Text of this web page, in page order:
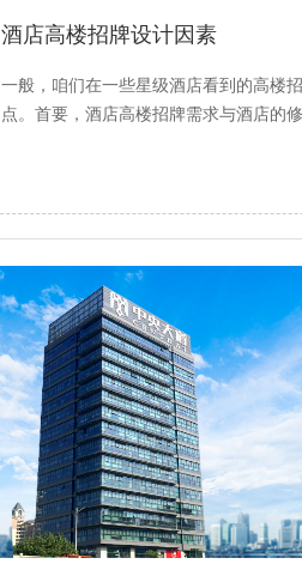
酒店高楼招牌设计因素
一般，咱们在一些星级酒店看到的高楼
点。首要，酒店高楼招牌需求与酒店的